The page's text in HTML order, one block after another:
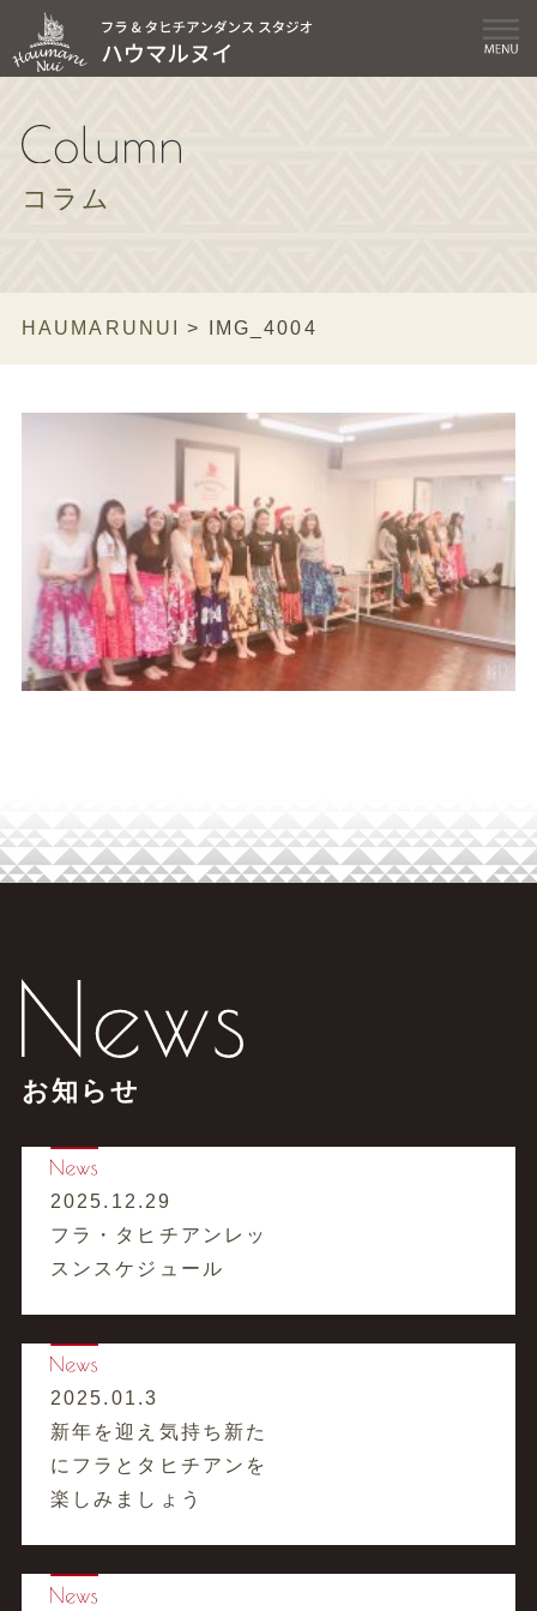
コラム
HAUMARUNUI > IMG_4004
お知らせ
2025.12.29
フラ・タヒチアンレッ
スンスケジュール
2025.01.3
新年を迎え気持ち新た
にフラとタヒチアンを
楽しみましょう